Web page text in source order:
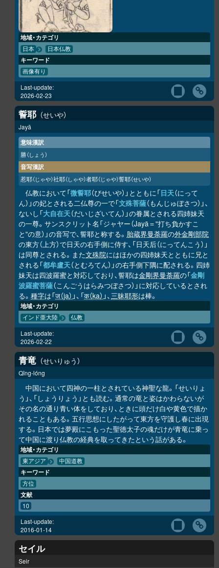
地域・カテゴリ
日本 日本仏教
キーワード
画像有り
Last-update:
2026-02-23
誓耶 せいや
Jayā
意味漢訳
勝（しょう）
音写漢訳
惹耶（じゃや）社耶（しゃや）者耶（じゃや）誓耶（せいや）
仏教において「微誓耶（びせいや）」とともに「日天（にって
ん）」の妃とされる二仏尊の一で「文殊菩薩（もんじゅぼさつ）」、
ないし「大自在天（だいじざいてん）」の眷属とされる四姉妹天
の一尊。サンスクリット名「ジャヤー（Jayā＝"打ち負かすこ
と"の意）」の音写で、誓耶と称する。 胎蔵界曼荼羅の外金剛部院
の東方（上方）で日天の右手側に侍す、「日天后（にってんこう）」
は同尊とされる。また文殊院にはほかの四姉妹天とともに兄と
される「都牟盧天（とむろてん）」の右手側下隅に配される。四姉
妹天は四波羅蜜と対応しており、誓耶は金剛界曼荼羅の「金剛
波羅蜜菩薩（こんごうはらみつぼさつ）」に対応しているとされ
る。 種字は「ज（ja） 」、「क（ka） 」、三昧耶形は棒。
地域・カテゴリ
インド亜大陸 仏教
Last-update:
2026-02-22
青竜 せいりゅう
Qīng-lóng
中国において四神の一柱とされている神聖な龍。「せいりょ
う」、「しょうりょう」とも読む。通常の竜と姿はかわらないが
その名の通り青い体をしており、ときに頭だけ白や黄色で描か
れることもある。五行思想にしたがって東方を守護し春に出現
する。日本では夢殿にこもった聖徳太子の魂だけが青竜に乗っ
て中国に渡り仏教の経典を取ってきたという話がある。
地域・カテゴリ
東アジア 中国道教
キーワード
方位
文献
10
Last-update:
2016-01-14
セイル
Seir